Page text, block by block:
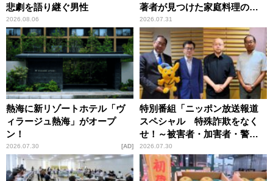
悲劇を語り継ぐ男性
2026.08.06
著者が見つけた家庭料理の知
恵
2026.07.31
熱海に新リゾートホテル「ヴ
ィラージュ熱海」がオープ
ン！
2026.07.30 AD
特別番組「ニッポン放送報道
スペシャル 特殊詐欺をなく
せ！～被害者・加害者・警視
庁が語るトクリュウの実態
～」放送
2026.07.30